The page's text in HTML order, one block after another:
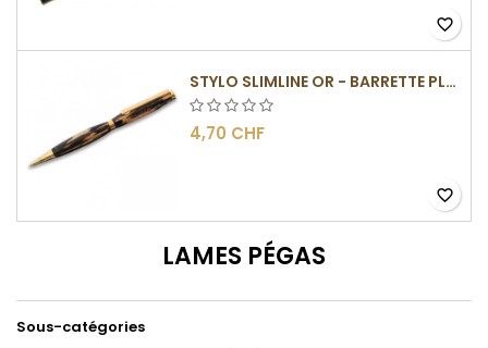
favorite_border
STYLO SLIMLINE OR - BARRETTE PLATE
4,70 CHF
favorite_border
LAMES PÉGAS
Sous-catégories